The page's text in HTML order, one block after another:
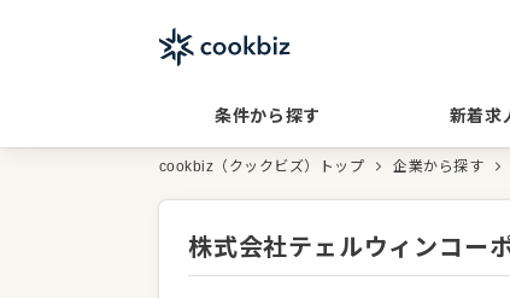
条件から探す 新着求
cookbiz（クックビズ）トップ 企業から探す
株式会社テェルウィンコー